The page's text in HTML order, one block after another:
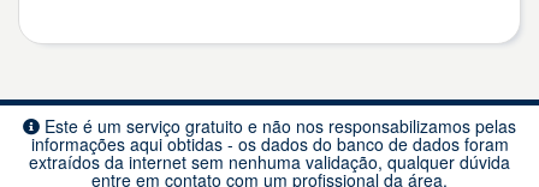
Este é um serviço gratuito e não nos responsabilizamos pelas
informações aqui obtidas - os dados do banco de dados foram
extraídos da internet sem nenhuma validação, qualquer dúvida
entre em contato com um profissional da área.